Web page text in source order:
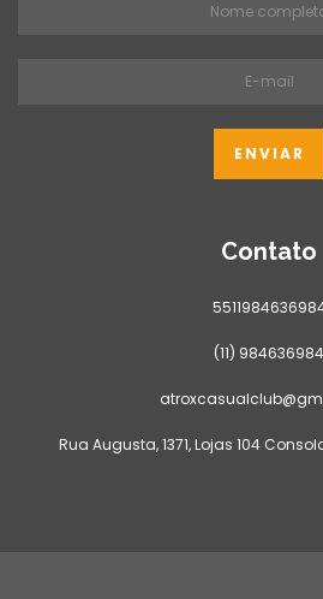
Contato
(11) 984636984
Rua Augusta, 1371, Lojas 104